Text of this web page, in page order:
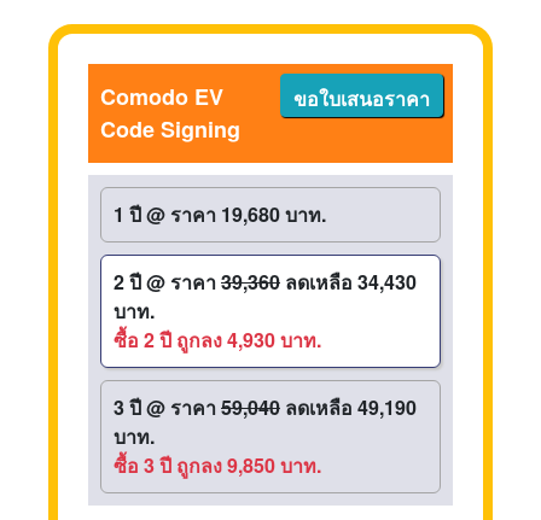
ขอใบเสนอราคา
Comodo EV
Code Signing
1 ปี@ ราคา 19,680 บาท.
2 ปี@ ราคา39,360 ลดเหลือ 34,430
บาท.
ซื้อ 2 ปี ถูกลง 4,930 บาท.
3 ปี@ ราคา59,040 ลดเหลือ 49,190
บาท.
ซื้อ 3 ปี ถูกลง 9,850 บาท.